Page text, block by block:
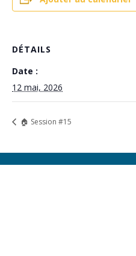
DÉTAILS
Date :
12 mai, 2026
🏠 Session #15